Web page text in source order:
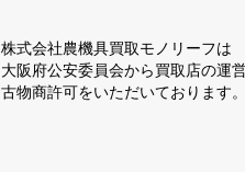
株式会社農機具買取モノリーフは
大阪府公安委員会から買取店の運
古物商許可をいただいております。